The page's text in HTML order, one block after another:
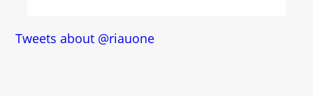
Tweets about @riauone